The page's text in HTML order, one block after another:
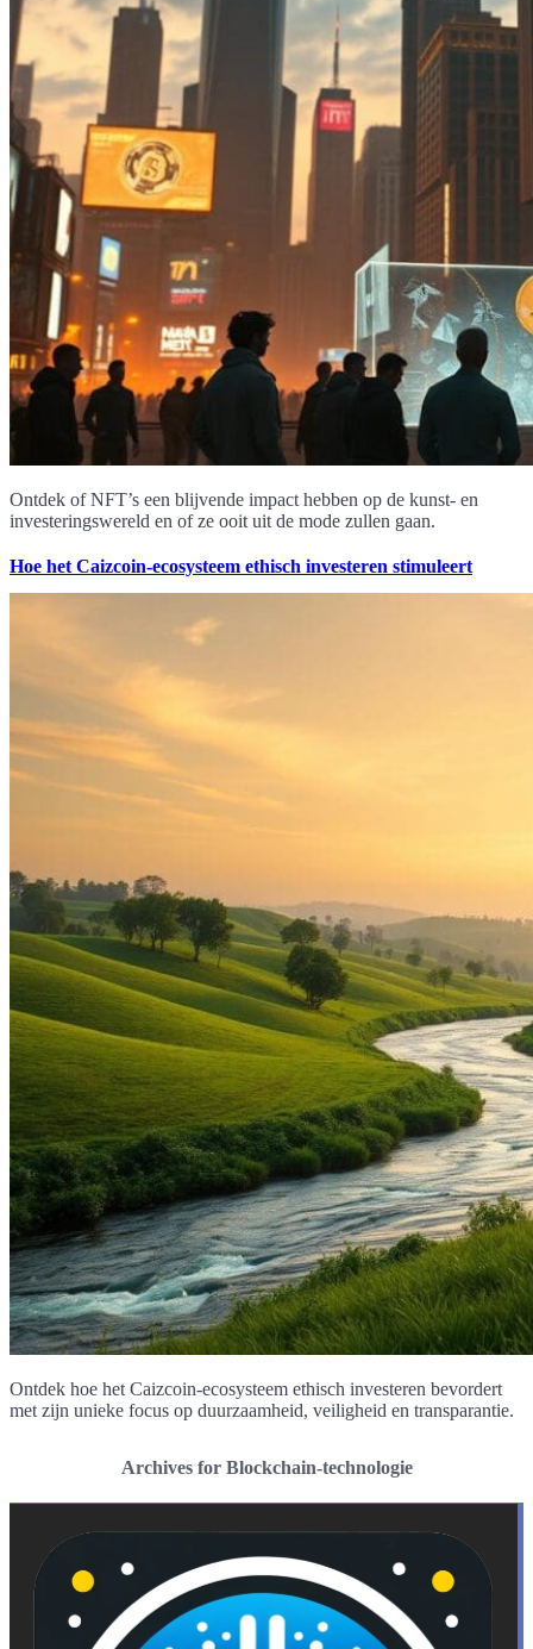
Ontdek of NFT’s een blijvende impact hebben op de kunst- en
investeringswereld en of ze ooit uit de mode zullen gaan.
Hoe het Caizcoin-ecosysteem ethisch investeren stimuleert
Ontdek hoe het Caizcoin-ecosysteem ethisch investeren bevordert
met zijn unieke focus op duurzaamheid, veiligheid en transparantie.
Archives for Blockchain-technologie